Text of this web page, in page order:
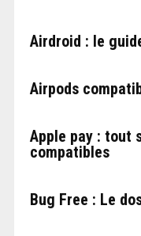
Airdroid : le
Airpods
Apple pay : tout
compatibles
Bug Free : Le